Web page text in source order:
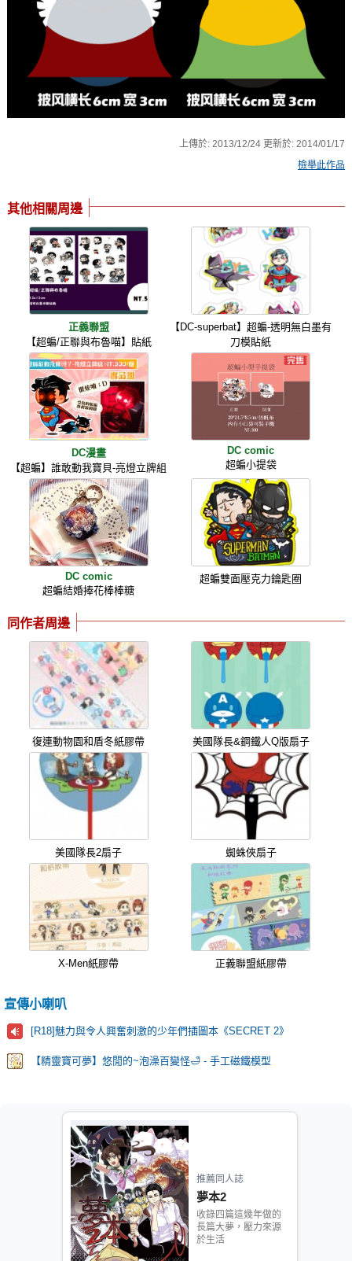
上傳於: 2013/12/24 更新於: 2014/01/17
檢舉此作品
其他相關周邊
正義聯盟
【超蝙/正聯與布魯喵】貼紙
【DC-superbat】超蝙-透明無白墨有
刀模貼紙
DC漫畫
【超蝙】誰敢動我寶貝-亮燈立牌組
DC comic
超蝙小提袋
DC comic
超蝙結婚捧花棒棒糖
超蝙雙面壓克力鑰匙圈
同作者周邊
復連動物園和盾冬紙膠帶 美國隊長&鋼鐵人Q版扇子
美國隊長2扇子 蜘蛛俠扇子
X-Men紙膠帶 正義聯盟紙膠帶
宣傳小喇叭
[R18]魅力與令人興奮刺激的少年們插圖本《SECRET 2》
【精靈寶可夢】悠閒的~泡澡百變怪🛁 - 手工磁鐵模型
推薦同人誌
夢本2
收錄四篇這幾年做的
長篇大夢，壓力來源
於生活